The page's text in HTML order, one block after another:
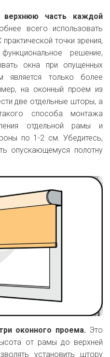
верхнюю часть каждой
всего использовать
точки зрения,
решение,
окна при опущенных
является только более
на оконный проем из
две отдельные шторы, а
способа монтажа
отдельной рамы и
по 1-2 см. Убедитесь,
опускающемуся полотну
оконного проема. Это
от рамы до верхней
установить штору